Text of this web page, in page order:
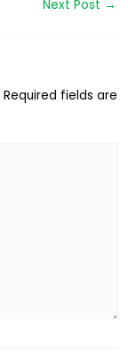
Next Post →
Required fields are